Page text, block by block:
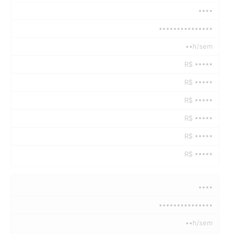
••••
•••••••••••••••
••h/sem
R$ •••••
R$ •••••
R$ •••••
R$ •••••
R$ •••••
R$ •••••
••••
•••••••••••••••
••h/sem